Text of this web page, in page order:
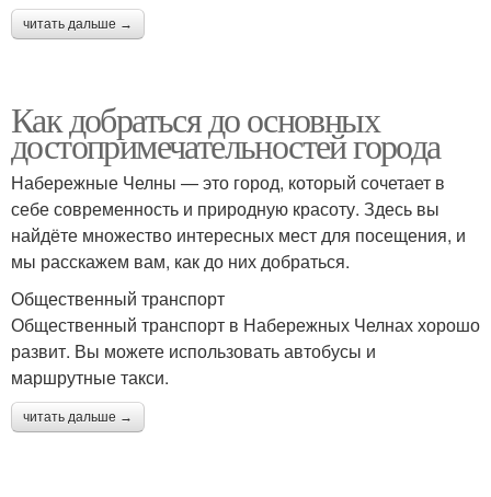
читать дальше →
Как добраться до основных
достопримечательностей города
Набережные Челны — это город, который сочетает в
себе современность и природную красоту. Здесь вы
найдёте множество интересных мест для посещения, и
мы расскажем вам, как до них добраться.
Общественный транспорт
Общественный транспорт в Набережных Челнах хорошо
развит. Вы можете использовать автобусы и
маршрутные такси.
читать дальше →